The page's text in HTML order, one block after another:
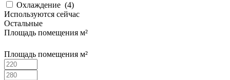
Охлаждение (4)
Используются сейчас
Остальные
Площадь помещения м²
Площадь помещения м²